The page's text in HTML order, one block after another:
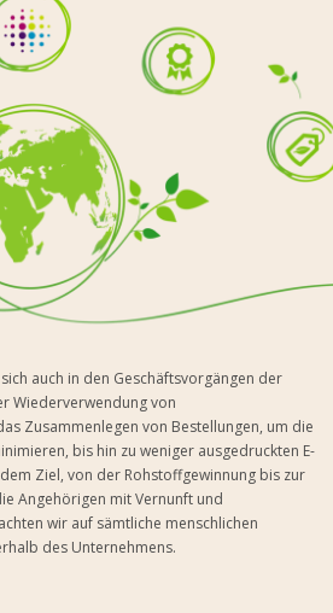
auch in den Geschäftsvorgängen der
Wiederverwendung von
Zusammenlegen von Bestellungen, um die
bis hin zu weniger ausgedruckten E-
Ziel, von der Rohstoffgewinnung bis zur
Angehörigen mit Vernunft und
wir auf sämtliche menschlichen
des Unternehmens.